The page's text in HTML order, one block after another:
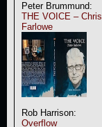
Peter Brummund:
THE VOICE – Chris
Farlowe
Rob Harrison:
Overflow